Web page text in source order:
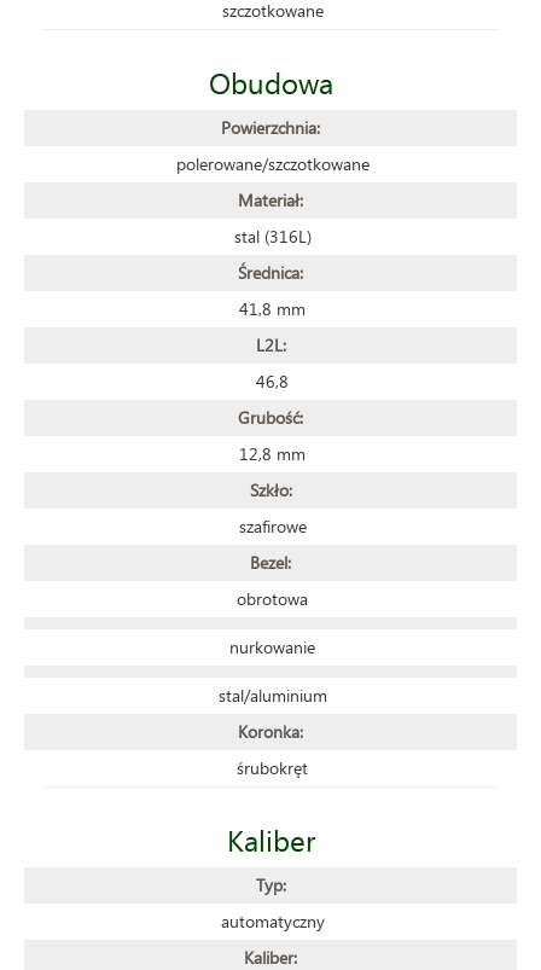
szczotkowane
Obudowa
Powierzchnia:
polerowane/szczotkowane
Materiał:
stal (316L)
Średnica:
41,8 mm
L2L:
46,8
Grubość:
12,8 mm
Szkło:
szafirowe
Bezel:
obrotowa
nurkowanie
stal/aluminium
Koronka:
śrubokręt
Kaliber
Typ:
automatyczny
Kaliber: